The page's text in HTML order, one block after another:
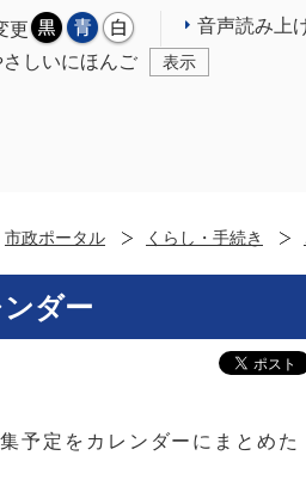
更 音声読み上
しいにほんご 表示
市政ポータル くらし・手続き
ダー
予定をカレンダーにまとめ